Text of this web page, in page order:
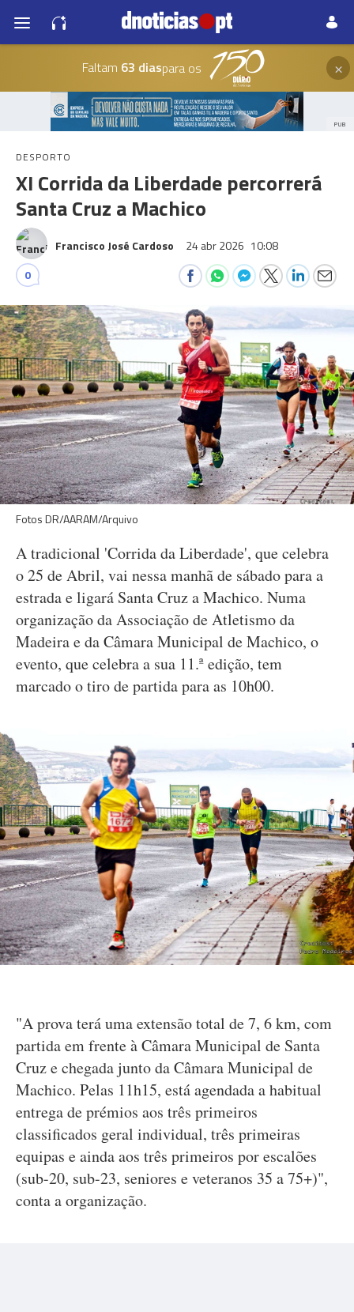
Faltam 63 diaspara os ×
PUB
DESPORTO
XI Corrida da Liberdade percorrerá
Santa Cruz a Machico
Francisco José Cardoso 24 abr 2026 10:08
0
Fotos DR/AARAM/Arquivo
A tradicional 'Corrida da Liberdade', que celebra
o 25 de Abril, vai nessa manhã de sábado para a
estrada e ligará Santa Cruz a Machico. Numa
organização da Associação de Atletismo da
Madeira e da Câmara Municipal de Machico, o
evento, que celebra a sua 11.ª edição, tem
marcado o tiro de partida para as 10h00.
"A prova terá uma extensão total de 7, 6 km, com
partida em frente à Câmara Municipal de Santa
Cruz e chegada junto da Câmara Municipal de
Machico. Pelas 11h15, está agendada a habitual
entrega de prémios aos três primeiros
classificados geral individual, três primeiras
equipas e ainda aos três primeiros por escalões
(sub-20, sub-23, seniores e veteranos 35 a 75+)",
conta a organização.